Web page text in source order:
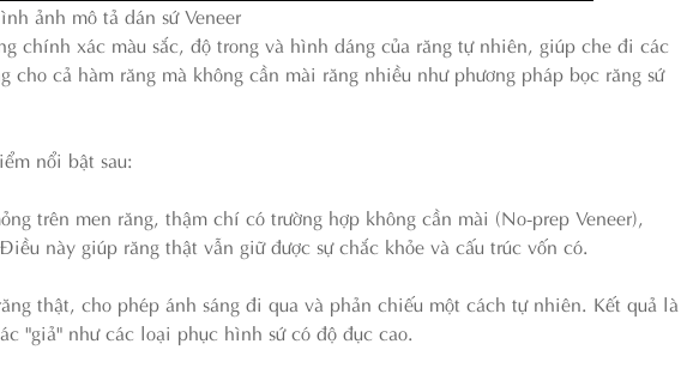
ảnh mô tả dán sứ Veneer
chính xác màu sắc, độ trong và hình dáng của răng tự nhiên, giúp che đi các
cho cả hàm răng mà không cần mài răng nhiều như phương pháp bọc răng sứ
nổi bật sau:
trên men răng, thậm chí có trường hợp không cần mài (No-prep Veneer),
này giúp răng thật vẫn giữ được sự chắc khỏe và cấu trúc vốn có.
thật, cho phép ánh sáng đi qua và phản chiếu một cách tự nhiên. Kết quả là
"giả" như các loại phục hình sứ có độ đục cao.